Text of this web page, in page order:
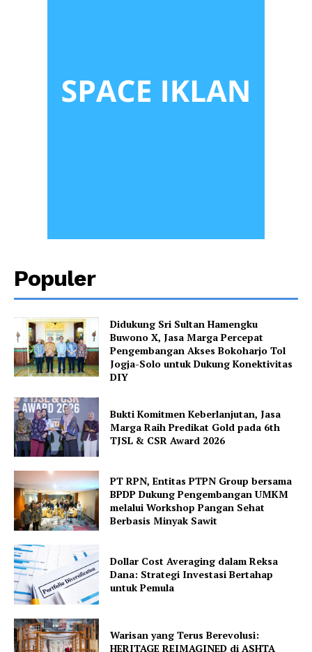
Populer
Didukung Sri Sultan Hamengku
Buwono X, Jasa Marga Percepat
Pengembangan Akses Bokoharjo Tol
Jogja-Solo untuk Dukung Konektivitas
DIY
Bukti Komitmen Keberlanjutan, Jasa
Marga Raih Predikat Gold pada 6th
TJSL & CSR Award 2026
PT RPN, Entitas PTPN Group bersama
BPDP Dukung Pengembangan UMKM
melalui Workshop Pangan Sehat
Berbasis Minyak Sawit
Dollar Cost Averaging dalam Reksa
Dana: Strategi Investasi Bertahap
untuk Pemula
Warisan yang Terus Berevolusi:
HERITAGE REIMAGINED di ASHTA